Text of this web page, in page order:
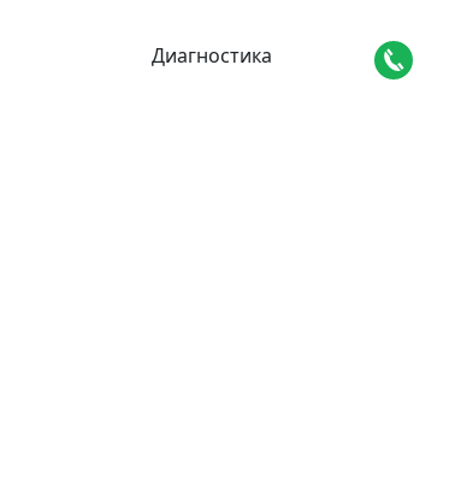
Диагностика